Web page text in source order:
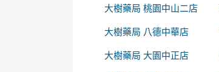
大樹藥局 桃園中山二店
大樹藥局 八德中華店
大樹藥局 大園中正店